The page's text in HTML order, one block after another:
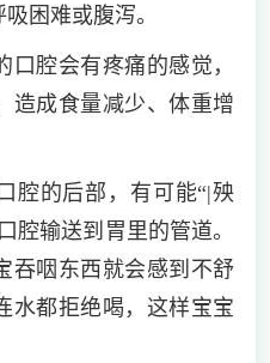
困难或腹泻。
腔会有疼痛的感觉，
造成食量减少、体重增
的后部，有可能“|殃
腔输送到胃里的管道。
吞咽东西就会感到不舒
水都拒绝喝，这样宝宝